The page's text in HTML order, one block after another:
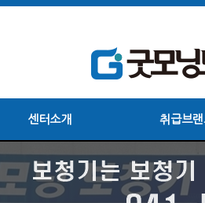
센터소개 취급브